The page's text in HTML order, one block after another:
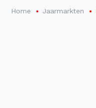
Home Jaarmarkten